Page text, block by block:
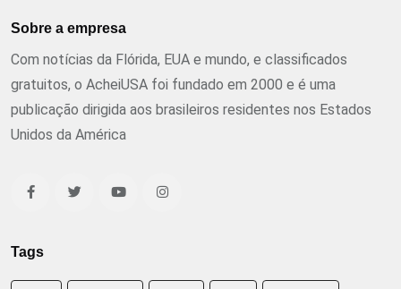
Sobre a empresa
Com notícias da Flórida, EUA e mundo, e classificados
gratuitos, o AcheiUSA foi fundado em 2000 e é uma
publicação dirigida aos brasileiros residentes nos Estados
Unidos da América
Tags